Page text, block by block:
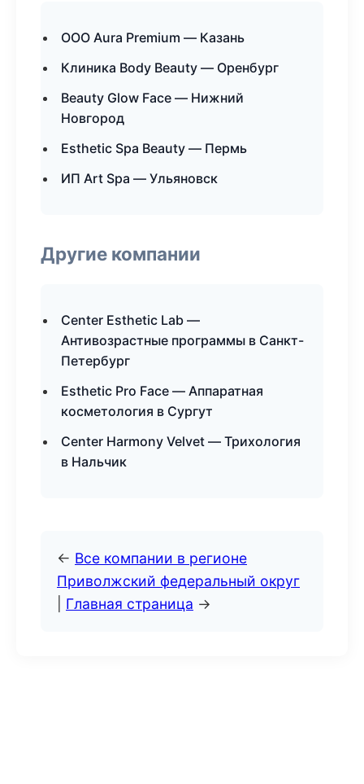
ООО Aura Premium — Казань
Клиника Body Beauty — Оренбург
Beauty Glow Face — Нижний
Новгород
Esthetic Spa Beauty — Пермь
ИП Art Spa — Ульяновск
Другие компании
Center Esthetic Lab —
Антивозрастные программы в Санкт-
Петербург
Esthetic Pro Face — Аппаратная
косметология в Сургут
Center Harmony Velvet — Трихология
в Нальчик
← Все компании в регионе
Приволжский федеральный округ
Главная страница →